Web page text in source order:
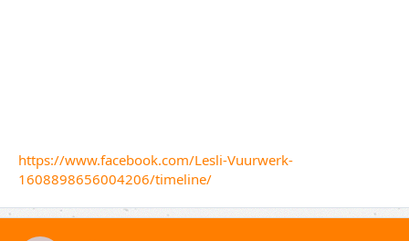
https://www.facebook.com/Lesli-Vuurwerk-
1608898656004206/timeline/